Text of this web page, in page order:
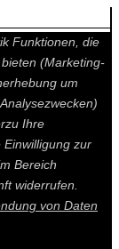
gesetzt.
Funktionen, die
(Marketing-
um
Ihre
zur
Bereich
widerrufen.
von Daten